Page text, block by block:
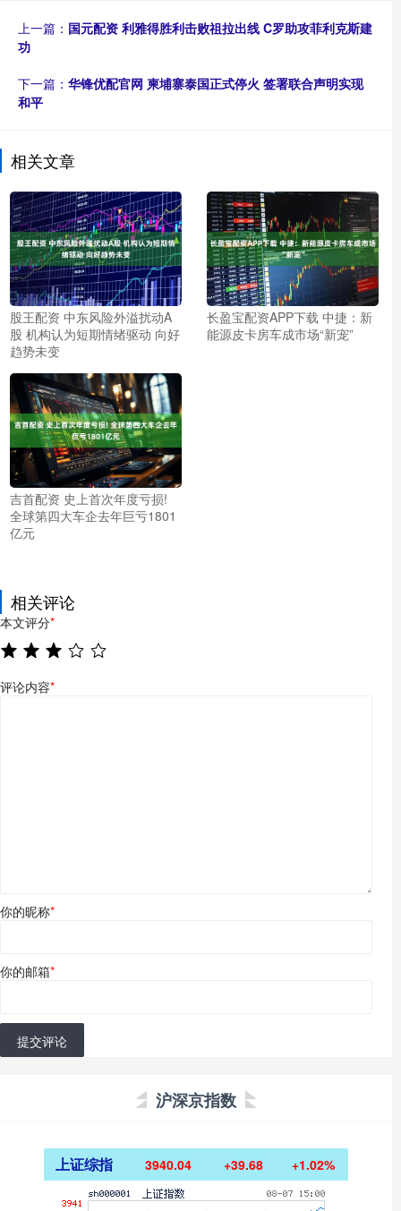
上一篇： 国元配资 利雅得胜利击败祖拉出线 C罗助攻菲利克斯建
功
下一篇： 华锋优配官网 柬埔寨泰国正式停火 签署联合声明实现
和平
相关文章
股王配资 中东风险外溢扰动A
股 机构认为短期情绪驱动 向好
趋势未变
长盈宝配资APP下载 中捷：新
能源皮卡房车成市场“新宠”
吉首配资 史上首次年度亏损!
全球第四大车企去年巨亏1801
亿元
相关评论
本文评分*
评论内容*
你的昵称*
你的邮箱*
提交评论
沪深京指数
上证综指 3940.04 +39.68 +1.02%